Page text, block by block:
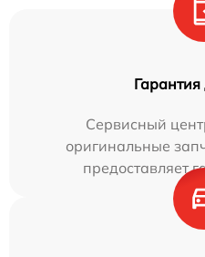
Гарантия
Сервисный
оригинальные
предоставляет